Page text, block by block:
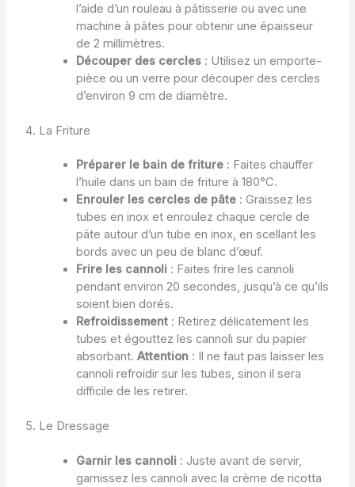
l’aide d’un rouleau à pâtisserie ou avec une
machine à pâtes pour obtenir une épaisseur
de 2 millimètres.
Découper des cercles: Utilisez un emporte-
pièce ou un verre pour découper des cercles
d’environ 9 cm de diamètre.
4. La Friture
Préparer le bain de friture: Faites chauffer
l’huile dans un bain de friture à 180°C.
Enrouler les cercles de pâte: Graissez les
tubes en inox et enroulez chaque cercle de
pâte autour d’un tube en inox, en scellant les
bords avec un peu de blanc d’œuf.
Frire les cannoli: Faites frire les cannoli
pendant environ 20 secondes, jusqu’à ce qu’ils
soient bien dorés.
Refroidissement: Retirez délicatement les
tubes et égouttez les cannoli sur du papier
absorbant. Attention: Il ne faut pas laisser les
cannoli refroidir sur les tubes, sinon il sera
difficile de les retirer.
5. Le Dressage
Garnir les cannoli: Juste avant de servir,
garnissez les cannoli avec la crème de ricotta